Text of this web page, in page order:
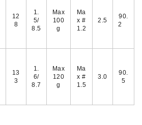
12
8
1.
5/
8.5
Max
100
g
Ma
x #
1.2
2.5
90.
2
13
3
1.
6/
8.7
Max
120
g
Ma
x #
1.5
3.0
90.
5